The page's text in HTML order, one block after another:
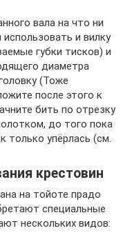
вала на что ни
и вилку
губки тисков) и
диаметра
(Тоже
после этого к
бить по отрезку
до того пока
только упёрлась (см.
крестовин
на тойоте прадо
специальные
нескольких видов: